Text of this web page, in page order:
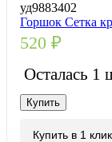
уд9883402
Горшок Сетка
520 ₽
Осталась 1
Купить
Купить в 1 клик